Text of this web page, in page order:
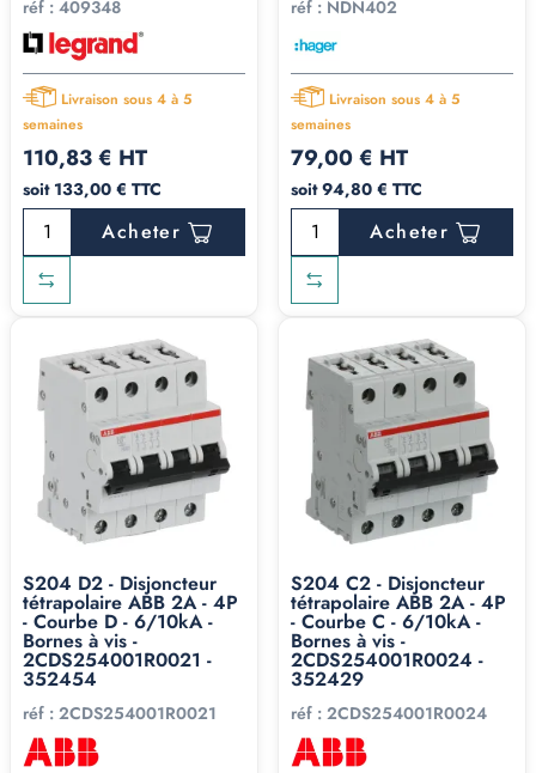
réf : 409348
Livraison sous 4 à 5
semaines
110,83 € HT
soit 133,00 € TTC
Acheter
réf : NDN402
Livraison sous 4 à 5
semaines
79,00 € HT
soit 94,80 € TTC
Acheter
S204 D2 - Disjoncteur
tétrapolaire ABB 2A - 4P
- Courbe D - 6/10kA -
Bornes à vis -
2CDS254001R0021 -
352454
réf : 2CDS254001R0021
S204 C2 - Disjoncteur
tétrapolaire ABB 2A - 4P
- Courbe C - 6/10kA -
Bornes à vis -
2CDS254001R0024 -
352429
réf : 2CDS254001R0024